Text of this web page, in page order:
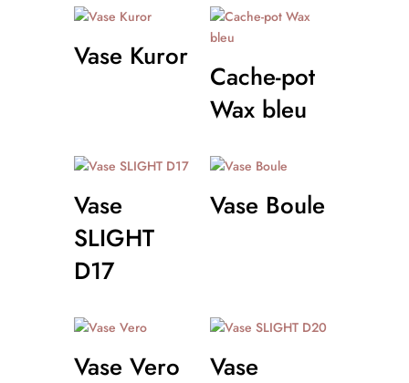
Vase Kuror
Cache-pot
Wax bleu
Vase
SLIGHT
D17
Vase Boule
Vase Vero
Vase